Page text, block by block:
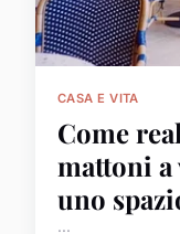
CASA E VITA
Come
mattoni
uno
...